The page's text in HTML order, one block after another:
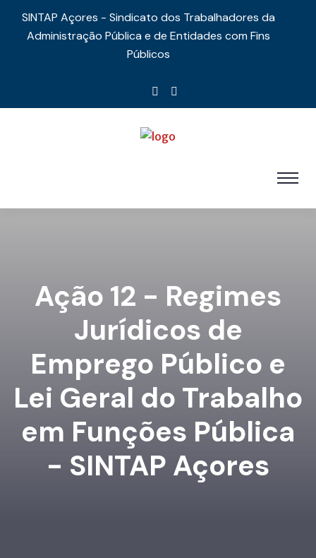
SINTAP Açores - Sindicato dos Trabalhadores da
Administração Pública e de Entidades com Fins
Públicos
Ação 12 - Regimes
Jurídicos de
Emprego Público e
Lei Geral do Trabalho
em Funções Pública
- SINTAP Açores